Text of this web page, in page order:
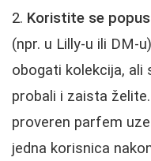
Koristite se
(npr. u Lilly-u ili DM-
obogati kolekcija,
probali i zaista
proveren parfem
jedna korisnica